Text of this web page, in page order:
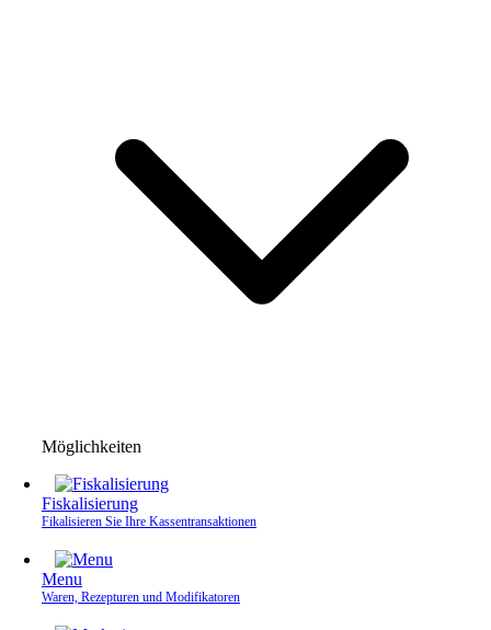
Möglichkeiten
Fiskalisierung
Fikalisieren Sie Ihre Kassen­transaktionen
Menu
Waren, Rezepturen und Modifikatoren